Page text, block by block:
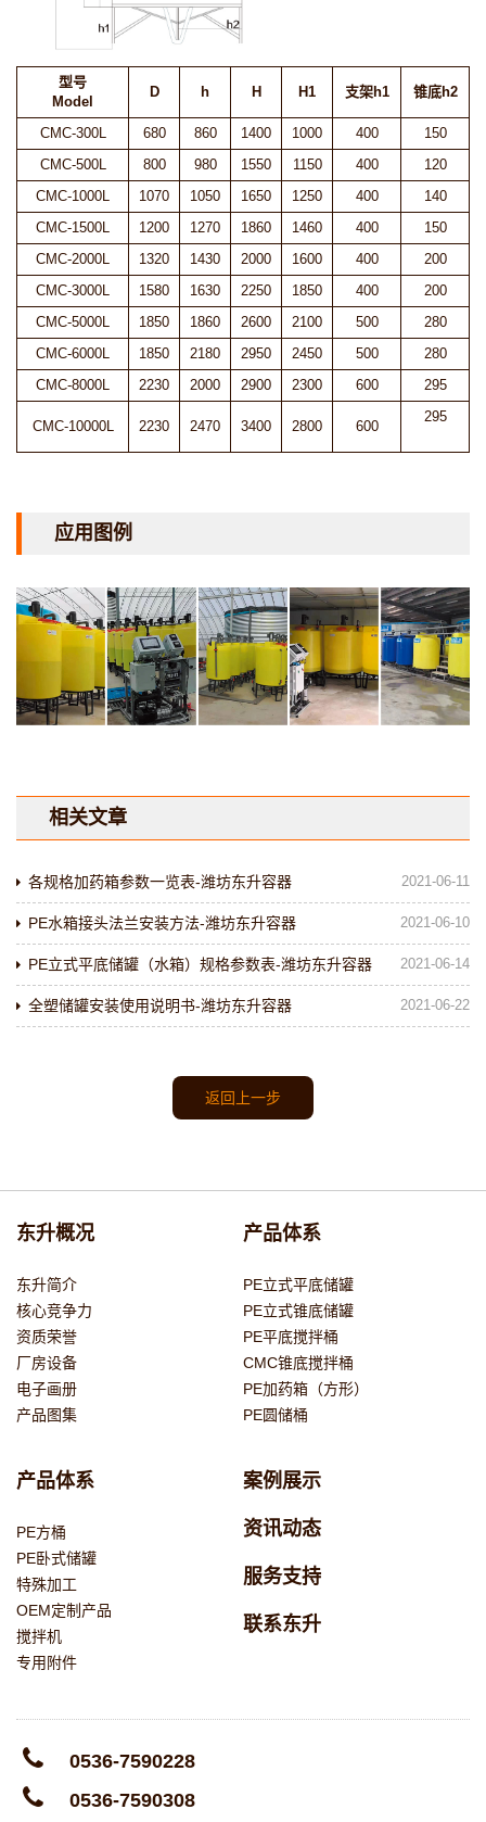
型号
Model
D h H H1 支架h1 锥底h2
CMC-300L 680 860 1400 1000 400
150
CMC-500L
800 980 1550 1150 400
120
CMC-1000L
1070 1050 1650 1250 400
140
CMC-1500L
1200 1270 1860 1460 400
150
CMC-2000L
1320 1430 2000 1600 400
200
CMC-3000L
1580 1630 2250 1850 400
200
CMC-5000L
1850 1860 2600 2100 500
280
CMC-6000L
1850 2180 2950 2450 500
280
CMC-8000L
2230 2000 2900 2300 600 295
CMC-10000L 2230 2470 3400 2800 600
295
应用图例
相关文章
2021-06-11
各规格加药箱参数一览表-潍坊东升容器
2021-06-10
PE水箱接头法兰安装方法-潍坊东升容器
2021-06-14
PE立式平底储罐（水箱）规格参数表-潍坊东升容器
2021-06-22
全塑储罐安装使用说明书-潍坊东升容器
返回上一步
东升概况
东升简介
核心竞争力
资质荣誉
厂房设备
电子画册
产品图集
产品体系
PE立式平底储罐
PE立式锥底储罐
PE平底搅拌桶
CMC锥底搅拌桶
PE加药箱（方形）
PE圆储桶
产品体系
PE方桶
PE卧式储罐
特殊加工
OEM定制产品
搅拌机
专用附件
案例展示
资讯动态
服务支持
联系东升
0536-7590228
0536-7590308